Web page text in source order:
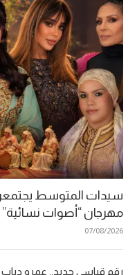
سيدات المتوسط
مهرجان “أصوات نسائية”
07/08/2026
رقم قياسي جديد.. عمرو دياب